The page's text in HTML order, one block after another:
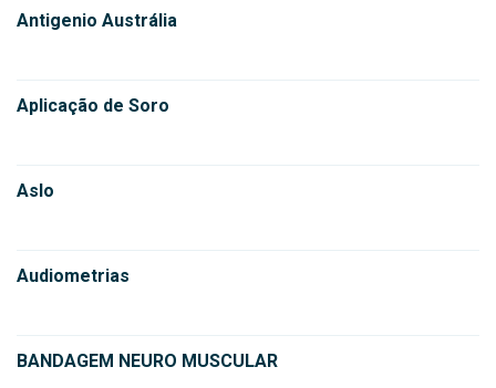
Antigenio Austrália
Aplicação de Soro
Aslo
Audiometrias
BANDAGEM NEURO MUSCULAR